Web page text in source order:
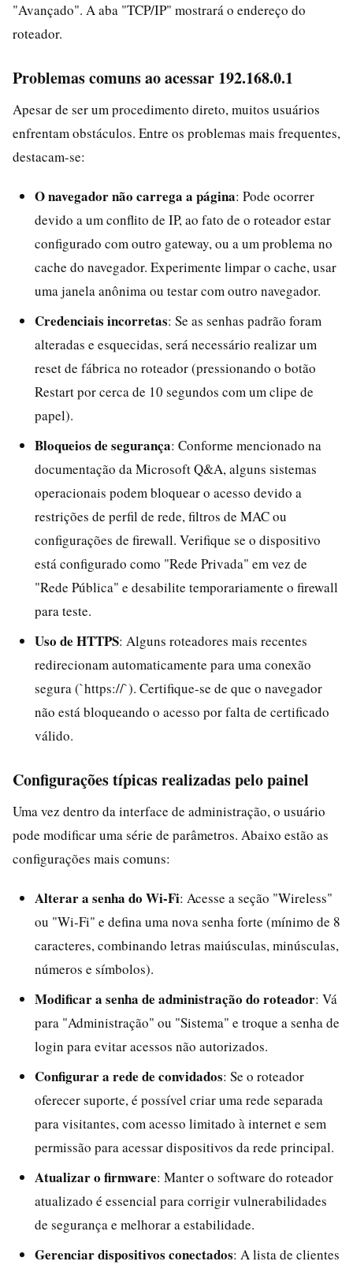
"Avançado". A aba "TCP/IP" mostrará o endereço do
roteador.
Problemas comuns ao acessar 192.168.0.1
Apesar de ser um procedimento direto, muitos usuários
enfrentam obstáculos. Entre os problemas mais frequentes,
destacam-se:
O navegador não carrega a página: Pode ocorrer
devido a um conflito de IP, ao fato de o roteador estar
configurado com outro gateway, ou a um problema no
cache do navegador. Experimente limpar o cache, usar
uma janela anônima ou testar com outro navegador.
Credenciais incorretas: Se as senhas padrão foram
alteradas e esquecidas, será necessário realizar um
reset de fábrica no roteador (pressionando o botão
Restart por cerca de 10 segundos com um clipe de
papel).
Bloqueios de segurança: Conforme mencionado na
documentação da Microsoft Q&A, alguns sistemas
operacionais podem bloquear o acesso devido a
restrições de perfil de rede, filtros de MAC ou
configurações de firewall. Verifique se o dispositivo
está configurado como "Rede Privada" em vez de
"Rede Pública" e desabilite temporariamente o firewall
para teste.
Uso de HTTPS: Alguns roteadores mais recentes
redirecionam automaticamente para uma conexão
segura (`https://`). Certifique-se de que o navegador
não está bloqueando o acesso por falta de certificado
válido.
Configurações típicas realizadas pelo painel
Uma vez dentro da interface de administração, o usuário
pode modificar uma série de parâmetros. Abaixo estão as
configurações mais comuns:
Alterar a senha do Wi‑Fi: Acesse a seção "Wireless"
ou "Wi‑Fi" e defina uma nova senha forte (mínimo de 8
caracteres, combinando letras maiúsculas, minúsculas,
números e símbolos).
Modificar a senha de administração do roteador: Vá
para "Administração" ou "Sistema" e troque a senha de
login para evitar acessos não autorizados.
Configurar a rede de convidados: Se o roteador
oferecer suporte, é possível criar uma rede separada
para visitantes, com acesso limitado à internet e sem
permissão para acessar dispositivos da rede principal.
Atualizar o firmware: Manter o software do roteador
atualizado é essencial para corrigir vulnerabilidades
de segurança e melhorar a estabilidade.
Gerenciar dispositivos conectados: A lista de clientes